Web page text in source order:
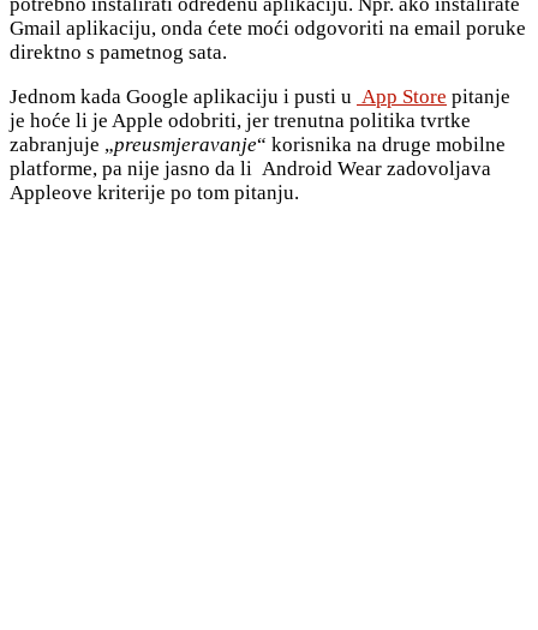
Gmail aplikaciju, onda ćete moći odgovoriti na email poruke
direktno s pametnog sata.
Jednom kada Google aplikaciju i pusti u App Store pitanje
je hoće li je Apple odobriti, jer trenutna politika tvrtke
zabranjuje „preusmjeravanje“ korisnika na druge mobilne
platforme, pa nije jasno da li Android Wear zadovoljava
Appleove kriterije po tom pitanju.